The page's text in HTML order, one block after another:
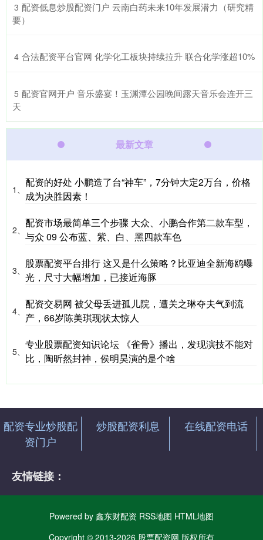
3 ​配资低息炒股配资门户 云南白药未来10年发展潜力（研究精
要）
4 ​合法配资平台官网 化学化工板块持续拉升 联合化学涨超10%
5 ​配资官网开户 音乐盛宴！玉渊潭公园晚间露天音乐会连开三
天
最新文章
1、
配资的好处 小鹏造了台“神车”，7分钟大定2万台，价格
成为决胜因素！
2、
配资市场最简单三个步骤 大众、小鹏合作第二款车型，
与众 09 公布蓝、紫、白、黑四款车色
3、
股票配资平台排行 这又是什么策略？比亚迪全新海鸥曝
光，尺寸大幅增加，已接近海豚
4、
配资交易网 被父母丢进孤儿院，遭关之琳夺夫气到流
产，66岁陈美琪现状太惊人
5、
专业股票配资知识论坛 《雀骨》播出，发现演技不能对
比，陶昕然封神，侯明昊演的是个啥
配资专业炒股配
资门户
炒股配资利息 在线配资电话
友情链接：
Powered by 鑫东财配资 RSS地图 HTML地图
Copyright © 2013-2026 股票配资网 版权所有